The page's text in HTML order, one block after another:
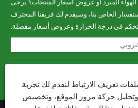
تعريف الارتباط لنقدم لك تجربة
حركة مرور الموقع، وتخصيص
المبرد أو عروض أسعار المنتجات؟ يرجى
الخاص بنا، وسيقدم لك فريقنا المحترف
في درجة الحرارة وعروض أسعار مفصلة.